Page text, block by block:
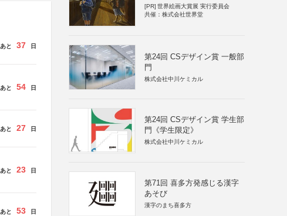
あと 37 日
あと 54 日
あと 27 日
あと 23 日
あと 53 日
[PR] 世界絵画大賞展 実行委員会
共催：株式会社世界堂
第24回 CSデザイン賞 一般部
門
株式会社中川ケミカル
第24回 CSデザイン賞 学生部
門《学生限定》
株式会社中川ケミカル
第71回 喜多方発感じる漢字
あそび
漢字のまち喜多方